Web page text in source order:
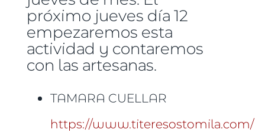
próximo jueves día 12
empezaremos esta
actividad y contaremos
con las artesanas.
TAMARA CUELLAR
https://www.titeresostomila.com/